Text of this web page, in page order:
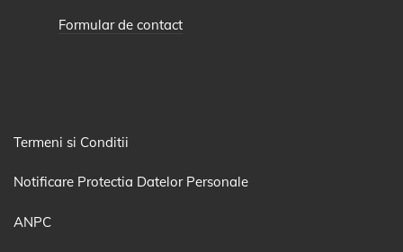
Formular de contact
Termeni si Conditii
Notificare Protectia Datelor Personale
ANPC